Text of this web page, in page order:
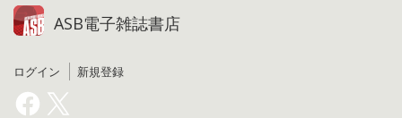
ASB電子雑誌書店
ログイン 新規登録